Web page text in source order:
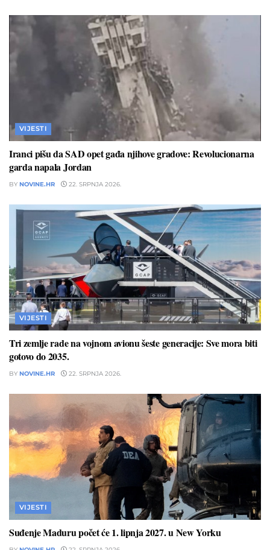
VIJESTI
Iranci pišu da SAD opet gađa njihove gradove: Revolucionarna
garda napala Jordan
BY NOVINE.HR 22. SRPNJA 2026.
VIJESTI
Tri zemlje rade na vojnom avionu šeste generacije: Sve mora biti
gotovo do 2035.
BY NOVINE.HR 22. SRPNJA 2026.
VIJESTI
Suđenje Maduru počet će 1. lipnja 2027. u New Yorku